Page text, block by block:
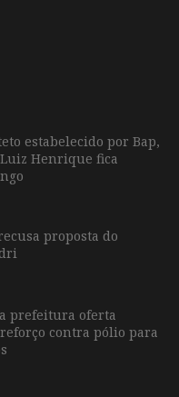
estabelecido por Bap,
Henrique fica
proposta do
prefeitura oferta
contra pólio para